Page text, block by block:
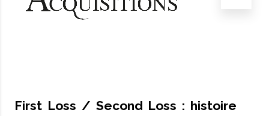
First Loss / Second Loss : histoire